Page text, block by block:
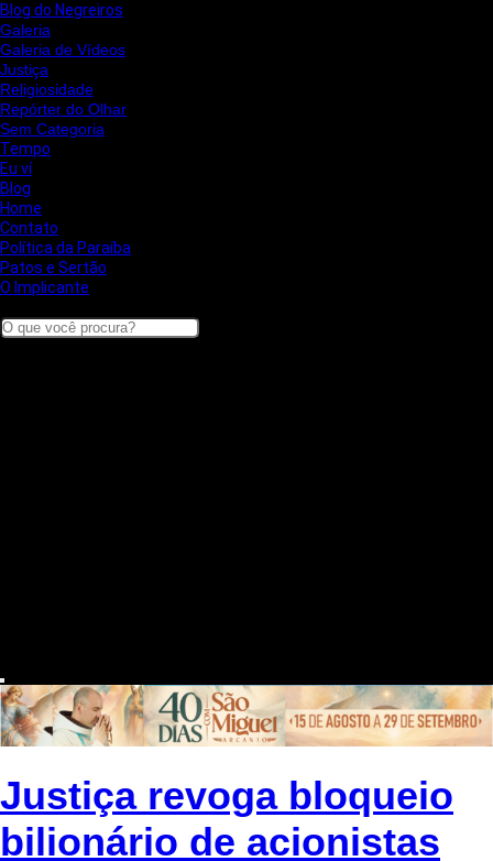
Blog do Negreiros
Galeria
Galeria de Vídeos
Justiça
Religiosidade
Repórter do Olhar
Sem Categoria
Tempo
Eu ví
Blog
Home
Contato
Política da Paraíba
Patos e Sertão
O Implicante
Justiça revoga bloqueio
bilionário de acionistas